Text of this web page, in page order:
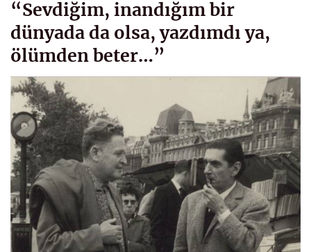
“Sevdiğim, inandığım bir
dünyada da olsa, yazdımdı ya,
ölümden beter…”